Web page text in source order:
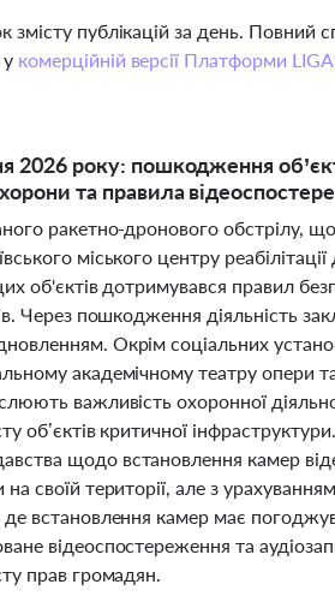
публікацій за день.
комерційній версії Платформи
2026 року: пошкодження
та правила
ракетно-дронового обстрілу,
міського центру
об'єктів дотримувався правил
Через пошкодження діяльність
Окрім соціальних
академічному театру опери
важливість охоронної
об’єктів критичної
щодо встановлення камер
своїй території, але з
де встановлення камер має
відеоспостереження та
прав громадян.